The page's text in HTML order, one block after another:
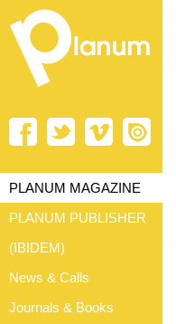
PLANUM MAGAZINE
PLANUM PUBLISHER
(IBIDEM)
News & Calls
Journals & Books